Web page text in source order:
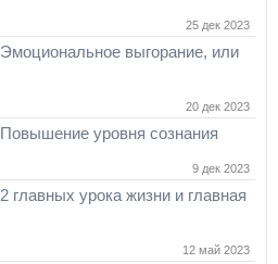
25 дек 2023
Эмоциональное выгорание, или
20 дек 2023
Повышение уровня сознания
9 дек 2023
2 главных урока жизни и главная
12 май 2023